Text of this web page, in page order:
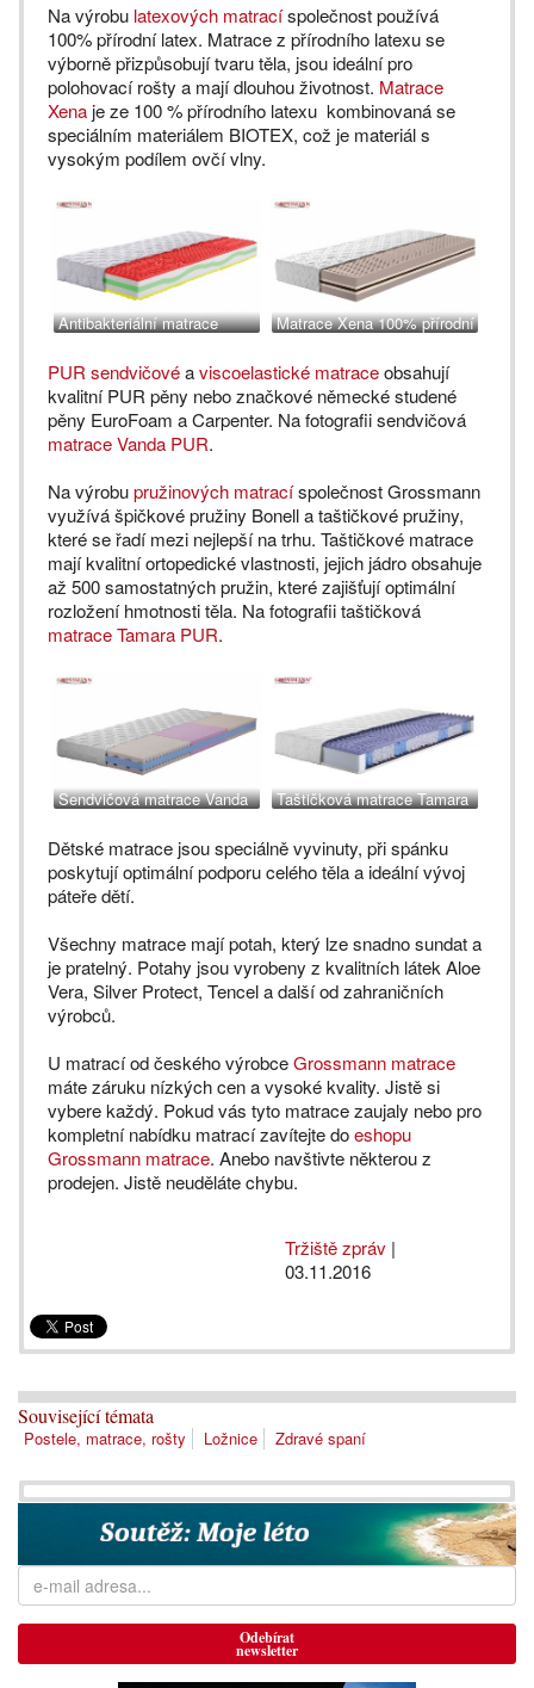
Na výrobu latexových matracíspolečnost používá
100% přírodní latex. Matrace z přírodního latexu se
výborně přizpůsobují tvaru těla, jsou ideální pro
polohovací rošty a mají dlouhou životnost. Matrace
Xena je ze 100 % přírodního latexu kombinovaná se
speciálním materiálem BIOTEX, což je materiál s
vysokým podílem ovčí vlny.
Antibakteriální matrace
Matrace Xena 100% přírodní
PUR sendvičovéaviscoelastické matraceobsahují
kvalitní PUR pěny nebo značkové německé studené
pěny EuroFoam a Carpenter. Na fotografii sendvičová
matrace Vanda PUR.
Na výrobupružinových matracíspolečnost Grossmann
využívá špičkové pružiny Bonell a taštičkové pružiny,
které se řadí mezi nejlepší na trhu. Taštičkové matrace
mají kvalitní ortopedické vlastnosti, jejich jádro obsahuje
až 500 samostatných pružin, které zajišťují optimální
rozložení hmotnosti těla. Na fotografii taštičková
matrace Tamara PUR.
Sendvičová matrace Vanda
Taštičková matrace Tamara
Dětské matrace jsou speciálně vyvinuty, při spánku
poskytují optimální podporu celého těla a ideální vývoj
páteře dětí.
Všechny matrace mají potah, který lze snadno sundat a
je pratelný. Potahy jsou vyrobeny z kvalitních látek Aloe
Vera, Silver Protect, Tencel a další od zahraničních
výrobců.
U matrací od českého výrobceGrossmann matrace
máte záruku nízkých cen a vysoké kvality. Jistě si
vybere každý. Pokud vás tyto matrace zaujaly nebo pro
kompletní nabídku matrací zavítejte doeshopu
Grossmann matrace. Anebo navštivte některou z
prodejen. Jistě neuděláte chybu.
Tržiště zpráv |
03.11.2016
Související témata
Postele, matrace, rošty Ložnice Zdravé spaní
Odebírat
newsletter